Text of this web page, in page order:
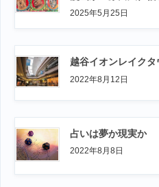
2025年5月25日
越谷イオンレイク
2022年8月12日
占いは夢か現実か
2022年8月8日